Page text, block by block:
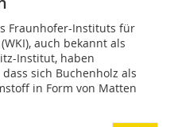
Fraunhofer-Instituts für
auch bekannt als
Institut, haben
sich Buchenholz als
in Form von Matten